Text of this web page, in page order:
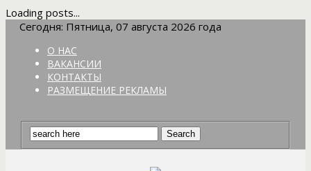
Loading posts...
Сегодня: Пятница, 07 августа 2026 года
О НАС
ВАКАНСИИ
КОНТАКТЫ
РАЗМЕЩЕНИЕ РЕКЛАМЫ